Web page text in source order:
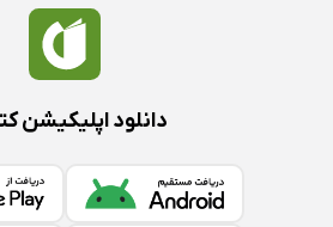
دانلود اپلیکیشن